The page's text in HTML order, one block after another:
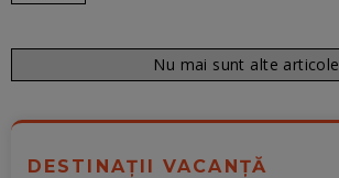
Nu mai sunt alte articole
DESTINAȚII VACANȚĂ